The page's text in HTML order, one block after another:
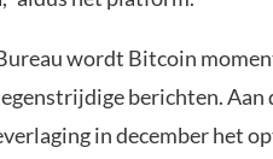
wordt Bitcoin
berichten. Aan
in december het